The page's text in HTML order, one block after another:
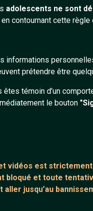
adolescents ne sont
contournant cette
informations
prétendre être
témoin d’un
le bouton
vidéos est
bloqué et toute
jusqu’au
The Weeknd -
Macumba Jean